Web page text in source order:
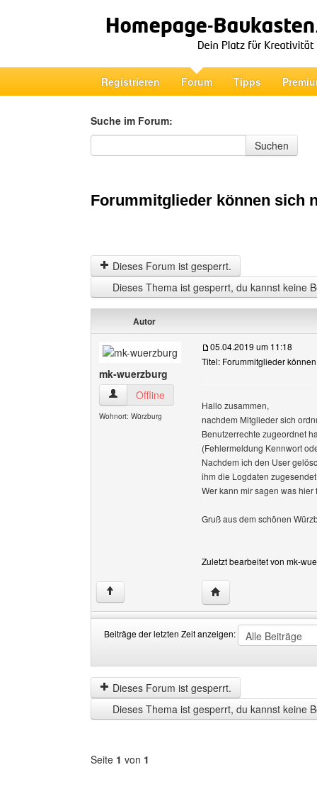
Registrieren Forum Tipps
Suche im Forum:
Suche im Forum
Suchen
Forummitglieder können sich
Dieses Forum ist gesperrt.
Dieses Thema ist gesperrt, du kannst keine
Autor
mk-wuerzburg
mk-wuerzburg Benutzer-Profile anzeigen
Offline
Wohnort: Würzburg
05.04.2019 um 11:18
Titel: Forummitglieder
Hallo zusammen,
nachdem Mitglieder sich
Benutzerrechte zugeordnet
(Fehlermeldung Kennwort
Nachdem ich den User
ihm die Logdaten
Wer kann mir sagen was hier
Gruß aus dem schönen
Zuletzt bearbeitet von mk-
↑ Website dieses
Beiträge der letzten Zeit anzeigen:
der
letzten
Zeit
anzeigen
by
Dieses Forum ist gesperrt.
Dieses Thema ist gesperrt, du kannst keine
Seite 1 von 1